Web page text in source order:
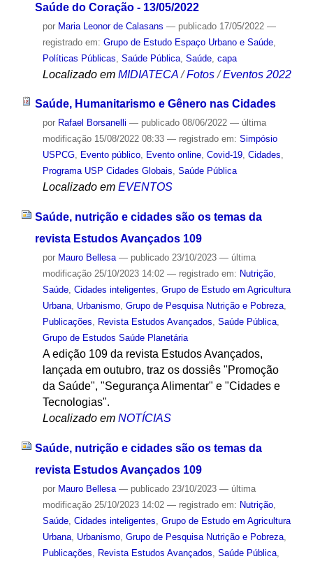
Saúde do Coração - 13/05/2022
por Maria Leonor de Calasans — publicado17/05/2022 —
registrado em: Grupo de Estudo Espaço Urbano e Saúde,
Políticas Públicas Saúde Pública, Saúde, capa
Localizado em MIDIATECA /Fotos /Eventos 2022
Saúde, Humanitarismo e Gênero nas Cidades
por Rafael Borsanelli — publicado08/06/2022 — última
modificação15/08/2022 08:33 — registrado em: Simpósio
USPCG, Evento público, Evento online, Covid-19, Cidades,
Programa USP Cidades Globais, Saúde Pública
Localizado em EVENTOS
Saúde, nutrição e cidades são os temas da
revista Estudos Avançados 109
por Mauro Bellesa — publicado23/10/2023 — última
modificação25/10/2023 14:02 — registrado em: Nutrição,
Saúde, Cidades inteligentes, Grupo de Estudo em Agricultura
Urbana, Urbanismo, Grupo de Pesquisa Nutrição e Pobreza,
Publicações, Revista Estudos Avançados, Saúde Pública,
Grupo de Estudos Saúde Planetária
A edição 109 da revista Estudos Avançados,
lançada em outubro, traz os dossiês "Promoção
da Saúde", "Segurança Alimentar" e "Cidades e
Tecnologias".
Localizado em NOTÍCIAS
Saúde, nutrição e cidades são os temas da
revista Estudos Avançados 109
por Mauro Bellesa — publicado23/10/2023 — última
modificação25/10/2023 14:02 — registrado em: Nutrição,
Saúde, Cidades inteligentes Grupo de Estudo em Agricultura
Urbana, Urbanismo, Grupo de Pesquisa Nutrição e Pobreza,
Publicações
Revista Estudos Avançados Saúde Pública,